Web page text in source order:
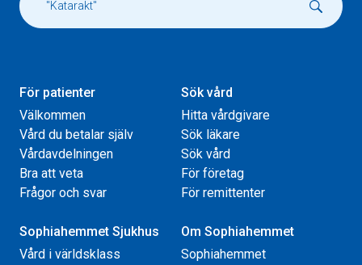
För patienter
Välkommen
Vård du betalar själv
Vårdavdelningen
Bra att veta
Frågor och svar
Sök vård
Hitta vårdgivare
Sök läkare
Sök vård
För företag
För remittenter
Sophiahemmet Sjukhus
Vård i världsklass
Om Sophiahemmet
Sophiahemmet